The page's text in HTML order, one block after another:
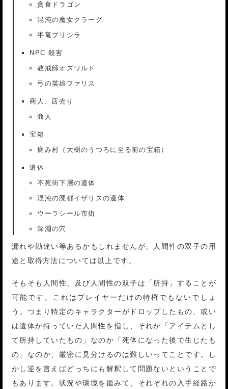
貪食ドラゴン
混沌の魔女クラーグ
半竜プリシラ
NPC 殺害
教戒師オズワルド
弓の英雄ファリス
商人、店売り
商人
宝箱
病み村（大樹のうつろに至る前の宝箱）
遺体
不死街下層の遺体
混沌の廃都イザリスの遺体
ウーラシール市街
深淵の穴
漏れや勘違い等あるかもしれませんが、人間性の双子の用
途と取得方法については以上です。
そもそも人間性、及び人間性の双子は「所持」することが
可能です。これはプレイヤーだけの特権でもないでしょ
う。つまり特定のキャラクターがドロップしたもの、或い
は遺体が持っていた人間性を指し、それが「アイテムとし
て所持していたもの」なのか「死体になった後で生じたも
の」なのか、厳密に見分けるのは難しいってことです。し
かし逆を言えばどっちにも解釈して問題ないということで
もあります。状況や環境を鑑みて、それぞれの入手経路か